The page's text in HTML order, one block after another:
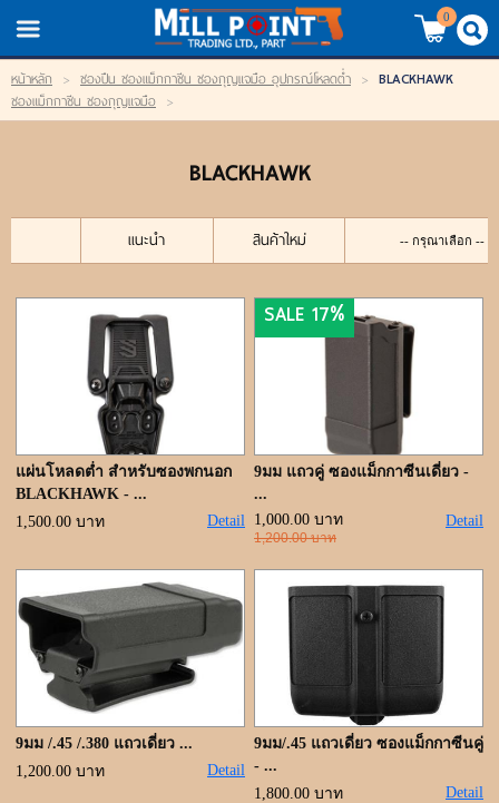
TH/EN
LOGIN REGISTER
My Wishlist
หน้าหลัก
สินค้า
สินค้าลดราคา
เข้าสู่ระบบ
ขั้นตอนการสั่งซื้อ
ค้นหาสินค้า
ติดต่อเรา
0
หน้าหลัก > ซองปืน ซองแม็กกาซีน ซองกุญแจมือ อุปกรณ์โหลดต่ำ >
ซองแม็กกาซีน ซองกุญแจมือ >
BLACKHAWK
BLACKHAWK
แนะนำ สินค้าใหม่
แผ่นโหลดต่ำ สำหรับซองพกนอก
BLACKHAWK - ...
1,500.00 บาท
Detail
SALE 17%
9มม แถวคู่ ซองแม็กกาซีนเดี่ยว -
...
1,000.00 บาท
1,200.00 บาท
Detail
9มม /.45 /.380 แถวเดี่ยว ...
1,200.00 บาท
Detail
9มม/.45 แถวเดี่ยว ซองแม็กกาซีนคู่
- ...
1,800.00 บาท
Detail